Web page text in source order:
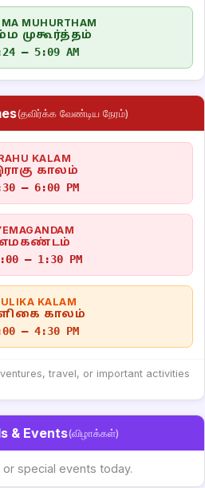
MUHURTHAM
முகூர்த்தம்
– 5:09 AM
(தவிர்க்க வேண்டிய நேரம்)
KALAM
காலம்
– 6:00 PM
எமகண்டம்
– 1:30 PM
KALAM
காலம்
– 4:30 PM
travel, or important activities
& Events(விழாக்கள்)
special events today.